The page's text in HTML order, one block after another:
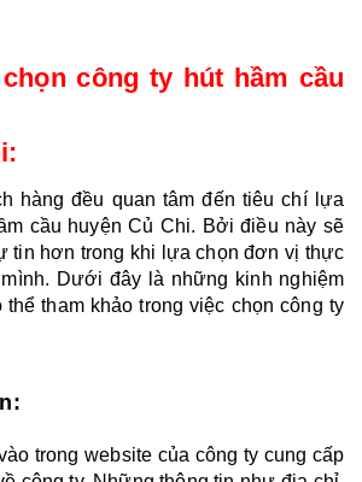
công ty hút hầm cầu
hàng đều quan tâm đến tiêu chí lựa
cầu huyện Củ Chi. Bởi điều này sẽ
tin hơn trong khi lựa chọn đơn vị thực
Dưới đây là những kinh nghiệm
thể tham khảo trong việc chọn công ty
trong website của công ty cung cấp